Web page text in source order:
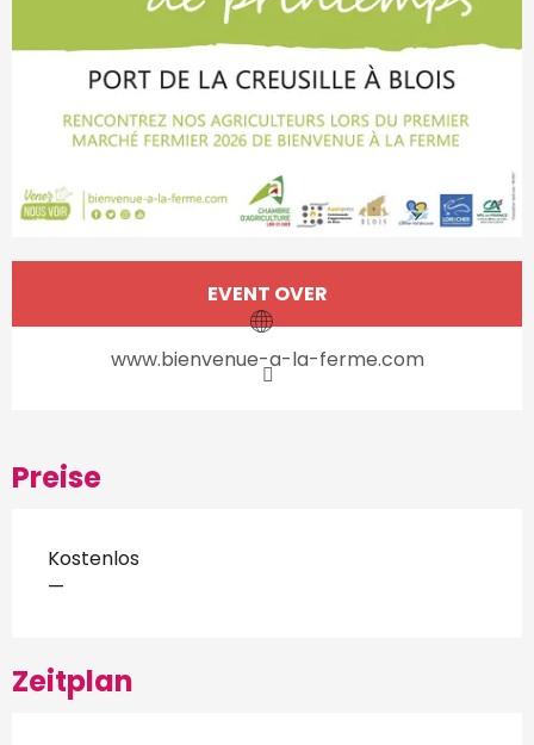
Öffnungszeiten &
EVENT OVER
www.bienvenue-a-la-ferme.com
Preise
Kostenlos
—
Zeitplan